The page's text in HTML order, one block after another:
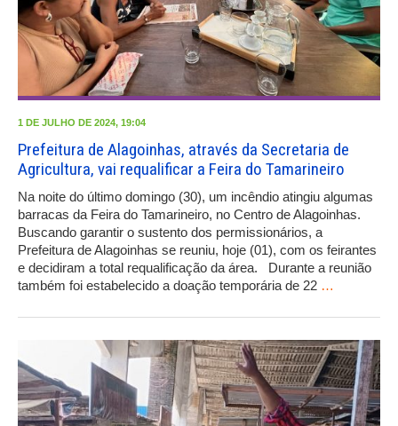
1 DE JULHO DE 2024, 19:04
Prefeitura de Alagoinhas, através da Secretaria de
Agricultura, vai requalificar a Feira do Tamarineiro
Na noite do último domingo (30), um incêndio atingiu algumas
barracas da Feira do Tamarineiro, no Centro de Alagoinhas.
Buscando garantir o sustento dos permissionários, a
Prefeitura de Alagoinhas se reuniu, hoje (01), com os feirantes
e decidiram a total requalificação da área. Durante a reunião
também foi estabelecido a doação temporária de 22 …